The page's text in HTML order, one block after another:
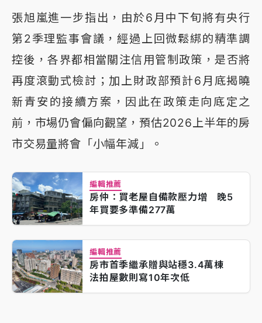
張旭嵐進一步指出，由於6月中下旬將有央行
第2季理監事會議，經過上回微鬆綁的精準調
控後，各界都相當關注信用管制政策，是否將
再度滾動式檢討；加上財政部預計6月底揭曉
新青安的接續方案，因此在政策走向底定之
前，市場仍會偏向觀望，預估2026上半年的房
市交易量將會「小幅年減」。
編輯推薦
房仲：買老屋自備款壓力增 晚5
年買要多準備277萬
編輯推薦
房市首季繼承贈與站穩3.4萬棟
法拍屋數則寫10年次低